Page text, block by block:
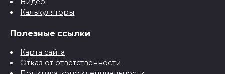
Видео
Калькуляторы
Полезные ссылки
Карта сайта
Отказ от ответственности